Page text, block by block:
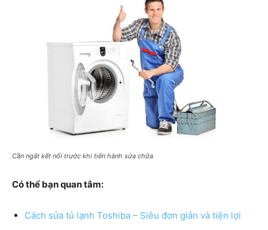
Cần ngắt kết nối trước khi tiến hành sửa chữa
Có thể bạn quan tâm:
Cách sửa tủ lạnh Toshiba – Siêu đơn giản và tiện lợi